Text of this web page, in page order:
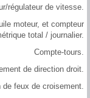
régulateur de vitesse.
moteur, et compteur
total / journalier.
Compte-tours.
de direction droit.
de feux de croisement.